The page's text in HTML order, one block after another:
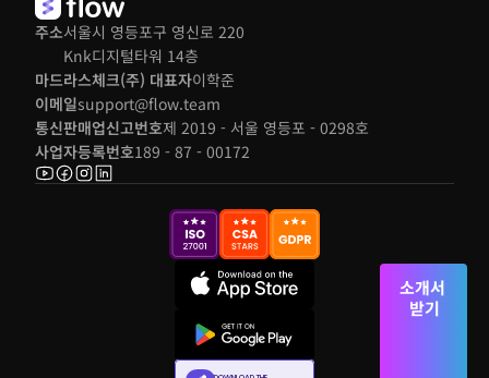
주소서울시 영등포구 영신로 220
Knk디지털타워 14층
마드라스체크(주) 대표자이학준
이메일support@flow.team
통신판매업신고번호제 2019 - 서울 영등포 - 0298호
사업자등록번호189 - 87 - 00172
소개서
받기